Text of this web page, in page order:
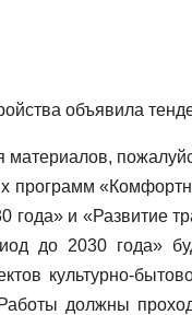
объявила
программ
года» и «Развитие
до 2030 года»
культурно-
Работы должны